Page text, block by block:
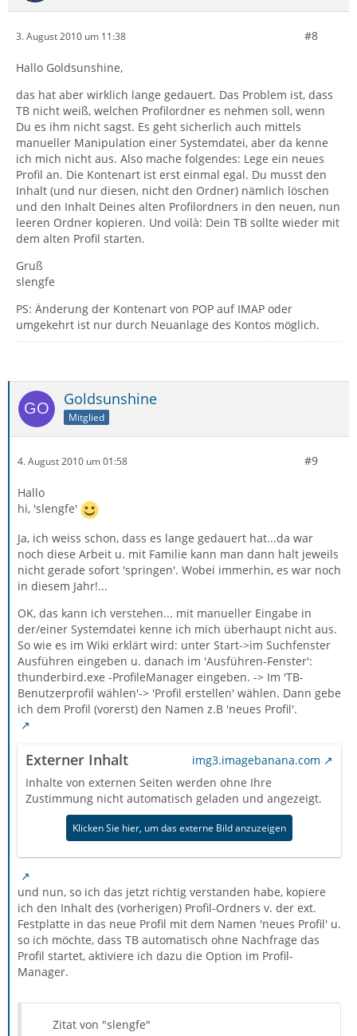
3. August 2010 um 11:38 #8
Hallo Goldsunshine,
das hat aber wirklich lange gedauert. Das Problem ist, dass
TB nicht weiß, welchen Profilordner es nehmen soll, wenn
Du es ihm nicht sagst. Es geht sicherlich auch mittels
manueller Manipulation einer Systemdatei, aber da kenne
ich mich nicht aus. Also mache folgendes: Lege ein neues
Profil an. Die Kontenart ist erst einmal egal. Du musst den
Inhalt (und nur diesen, nicht den Ordner) nämlich löschen
und den Inhalt Deines alten Profilordners in den neuen, nun
leeren Ordner kopieren. Und voilà: Dein TB sollte wieder mit
dem alten Profil starten.
Gruß
slengfe
PS: Änderung der Kontenart von POP auf IMAP oder
umgekehrt ist nur durch Neuanlage des Kontos möglich.
Goldsunshine
Mitglied
4. August 2010 um 01:58 #9
Hallo
hi, 'slengfe'
Ja, ich weiss schon, dass es lange gedauert hat...da war
noch diese Arbeit u. mit Familie kann man dann halt jeweils
nicht gerade sofort 'springen'. Wobei immerhin, es war noch
in diesem Jahr!...
OK, das kann ich verstehen... mit manueller Eingabe in
der/einer Systemdatei kenne ich mich überhaupt nicht aus.
So wie es im Wiki erklärt wird: unter Start->im Suchfenster
Ausführen eingeben u. danach im 'Ausführen-Fenster':
thunderbird.exe -ProfileManager eingeben. -> Im 'TB-
Benutzerprofil wählen'-> 'Profil erstellen' wählen. Dann gebe
ich dem Profil (vorerst) den Namen z.B 'neues Profil'.
Externer Inhalt
img3.imagebanana.com
Inhalte von externen Seiten werden ohne Ihre
Zustimmung nicht automatisch geladen und angezeigt.
Klicken Sie hier, um das externe Bild anzuzeigen
und nun, so ich das jetzt richtig verstanden habe, kopiere
ich den Inhalt des (vorherigen) Profil-Ordners v. der ext.
Festplatte in das neue Profil mit dem Namen 'neues Profil' u.
so ich möchte, dass TB automatisch ohne Nachfrage das
Profil startet, aktiviere ich dazu die Option im Profil-
Manager.
Zitat von "slengfe"